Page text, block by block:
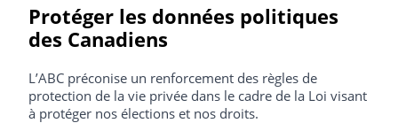
Protéger les données politiques
des Canadiens
L’ABC préconise un renforcement des règles de
protection de la vie privée dans le cadre de la Loi visant
à protéger nos élections et nos droits.